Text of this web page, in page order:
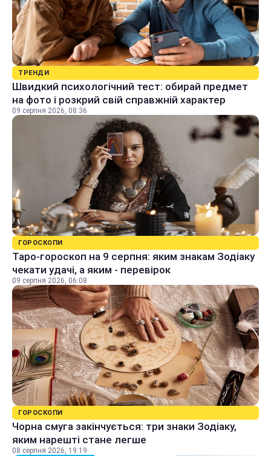
ТРЕНДИ
Швидкий психологічний тест: обирай предмет
на фото і розкрий свій справжній характер
09 серпня 2026, 08:36
ГОРОСКОПИ
Таро-гороскоп на 9 серпня: яким знакам Зодіаку
чекати удачі, а яким - перевірок
09 серпня 2026, 06:08
ГОРОСКОПИ
Чорна смуга закінчується: три знаки Зодіаку,
яким нарешті стане легше
08 серпня 2026, 19:19